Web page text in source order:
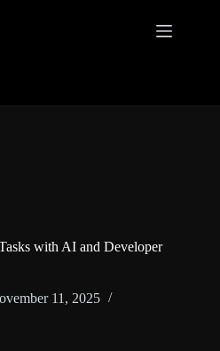
with AI and Developer
11, 2025